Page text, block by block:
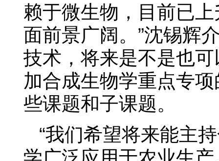
赖于微生物，目前已
面前景广阔。”沈锡辉
技术，将来是不是也
加合成生物学重点专
些课题和子课题。
“我们希望将来能主